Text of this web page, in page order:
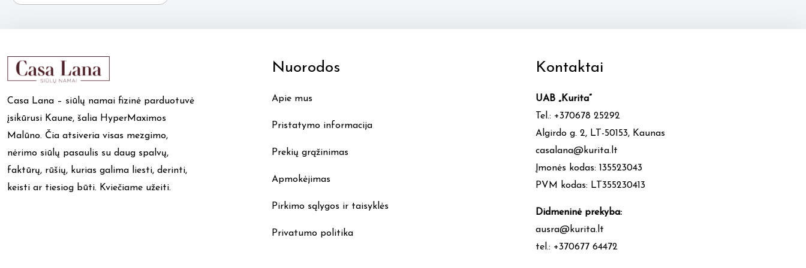
may
product
Casa Lana – siūlų namai fizinė parduotuvė
įsikūrusi Kaune, šalia HyperMaximos
Malūno. Čia atsiveria visas mezgimo,
nėrimo siūlų pasaulis su daug spalvų,
faktūrų, rūšių, kurias galima liesti, derinti,
keisti ar tiesiog būti. Kviečiame užeiti.
Nuorodos
Apie mus
Pristatymo informacija
Prekių grąžinimas
Apmokėjimas
Pirkimo sąlygos ir taisyklės
Privatumo politika
Kontaktai
UAB „Kurita”
Tel.: +370678 25292
Algirdo g. 2, LT-50153, Kaunas
casalana@kurita.lt
Įmonės kodas: 135523043
PVM kodas: LT355230413
Didmeninė prekyba:
ausra@kurita.lt
tel.: +370677 64472